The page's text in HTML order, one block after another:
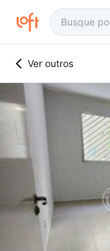
Ver outros